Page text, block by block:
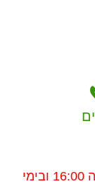
משלוחים מתקבלים בימי חול עד השעה 16:00 ובימי